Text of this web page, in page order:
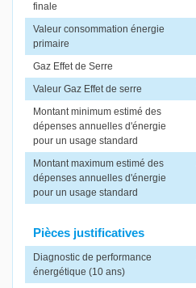
finale
Valeur consommation énergie
primaire
Gaz Effet de Serre
Valeur Gaz Effet de serre
Montant minimum estimé des
dépenses annuelles d'énergie
pour un usage standard
Montant maximum estimé des
dépenses annuelles d'énergie
pour un usage standard
Pièces justificatives
Diagnostic de performance
énergétique (10 ans)